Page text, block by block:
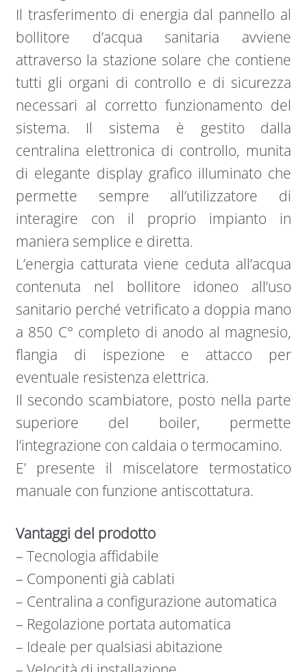
Il trasferimento di energia dal pannello al
bollitore d’acqua sanitaria avviene
attraverso la stazione solare che contiene
tutti gli organi di controllo e di sicurezza
necessari al corretto funzionamento del
sistema. Il sistema è gestito dalla
centralina elettronica di controllo, munita
di elegante display grafico illuminato che
permette sempre all’utilizzatore di
interagire con il proprio impianto in
maniera semplice e diretta.
L’energia catturata viene ceduta all’acqua
contenuta nel bollitore idoneo all’uso
sanitario perché vetrificato a doppia mano
a 850 C° completo di anodo al magnesio,
flangia di ispezione e attacco per
eventuale resistenza elettrica.
Il secondo scambiatore, posto nella parte
superiore del boiler, permette
l’integrazione con caldaia o termocamino.
E’ presente il miscelatore termostatico
manuale con funzione antiscottatura.
Vantaggi del prodotto
– Tecnologia affidabile
– Componenti già cablati
– Centralina a configurazione automatica
– Regolazione portata automatica
– Ideale per qualsiasi abitazione